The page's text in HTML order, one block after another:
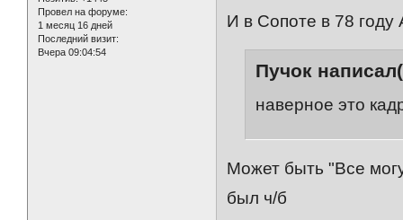
Провел на форуме:
1 месяц 16 дней
Последний визит:
Вчера 09:04:54
И в Сопоте в 78
Пучок
наверное это
Может быть "Все
был ч/б